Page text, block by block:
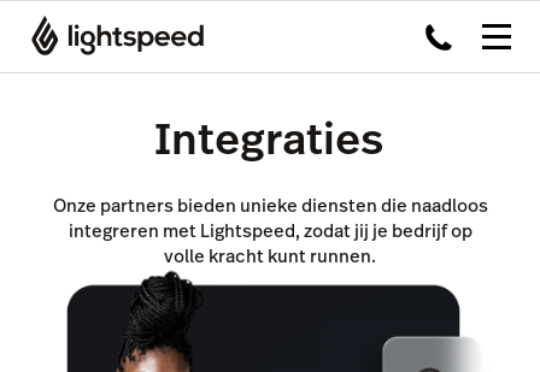
Integraties
Onze partners bieden unieke diensten die naadloos
integreren met Lightspeed, zodat jij je bedrijf op
volle kracht kunt runnen.